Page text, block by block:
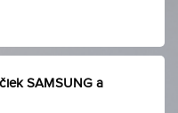
SAMSUNG a